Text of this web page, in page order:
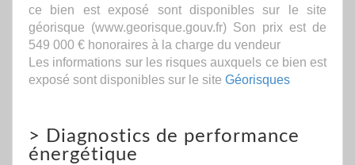
ce bien est exposé sont disponibles sur le site
géorisque (www.georisque.gouv.fr) Son prix est de
549 000 € honoraires à la charge du vendeur
Les informations sur les risques auxquels ce bien est
exposé sont disponibles sur le site Géorisques
> Diagnostics de performance
énergétique